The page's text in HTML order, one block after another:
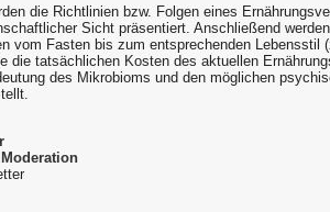
die Richtlinien bzw. Folgen eines
Sicht präsentiert. Anschließend
vom Fasten bis zum entsprechenden Lebensstil
die tatsächlichen Kosten des aktuellen
des Mikrobioms und den möglichen